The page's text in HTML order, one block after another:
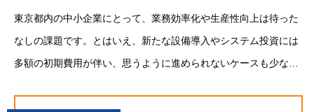
東京都内の中小企業にとって、業務効率化や生産性向上は待った
なしの課題です。とはいえ、新たな設備導入やシステム投資には
多額の初期費用が伴い、思うように進められないケースも少なく